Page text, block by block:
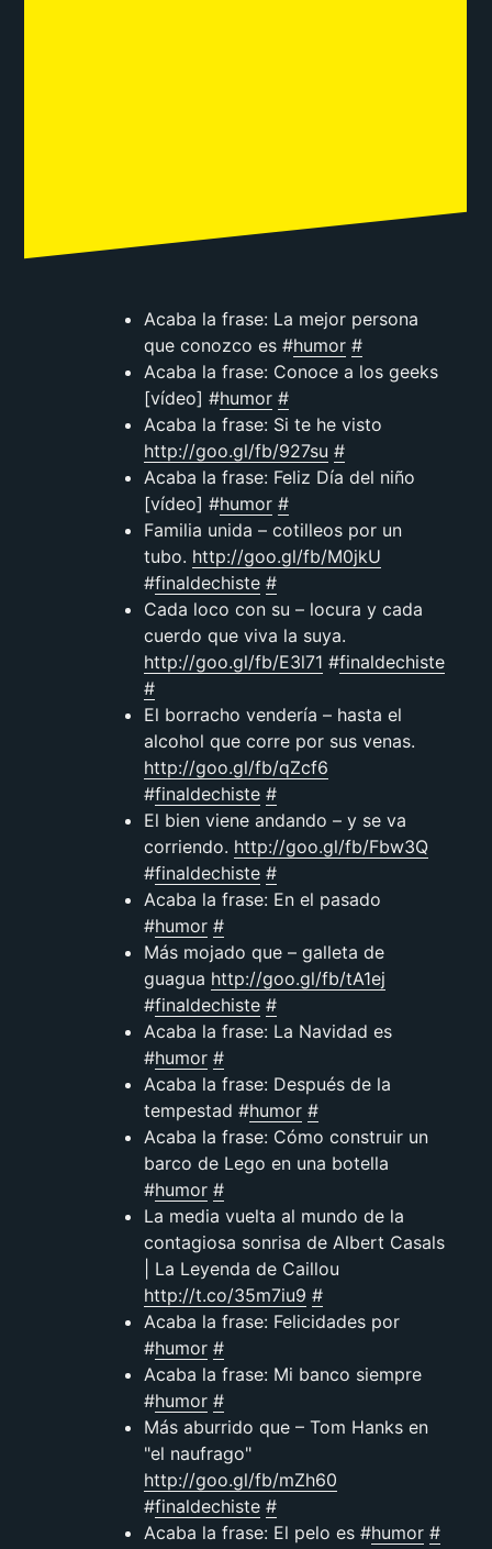
Acaba la frase: La mejor persona
que conozco es #humor #
Acaba la frase: Conoce a los geeks
[vídeo] #humor #
Acaba la frase: Si te he visto
http://goo.gl/fb/927su #
Acaba la frase: Feliz Día del niño
[vídeo] #humor #
Familia unida – cotilleos por un
tubo. http://goo.gl/fb/M0jkU
#finaldechiste #
Cada loco con su – locura y cada
cuerdo que viva la suya.
http://goo.gl/fb/E3l71 #finaldechiste
#
El borracho vendería – hasta el
alcohol que corre por sus venas.
http://goo.gl/fb/qZcf6
#finaldechiste #
El bien viene andando – y se va
corriendo. http://goo.gl/fb/Fbw3Q
#finaldechiste #
Acaba la frase: En el pasado
#humor #
Más mojado que – galleta de
guagua http://goo.gl/fb/tA1ej
#finaldechiste #
Acaba la frase: La Navidad es
#humor #
Acaba la frase: Después de la
tempestad #humor #
Acaba la frase: Cómo construir un
barco de Lego en una botella
#humor #
La media vuelta al mundo de la
contagiosa sonrisa de Albert Casals
| La Leyenda de Caillou
http://t.co/35m7iu9 #
Acaba la frase: Felicidades por
#humor #
Acaba la frase: Mi banco siempre
#humor #
Más aburrido que – Tom Hanks en
"el naufrago"
http://goo.gl/fb/mZh60
#finaldechiste #
Acaba la frase: El pelo es #humor #